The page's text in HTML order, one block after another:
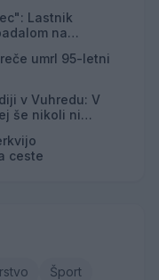
Lastnik
na
umrl 95-letni
v Vuhredu: V
še nikoli ni
ceste
Šport